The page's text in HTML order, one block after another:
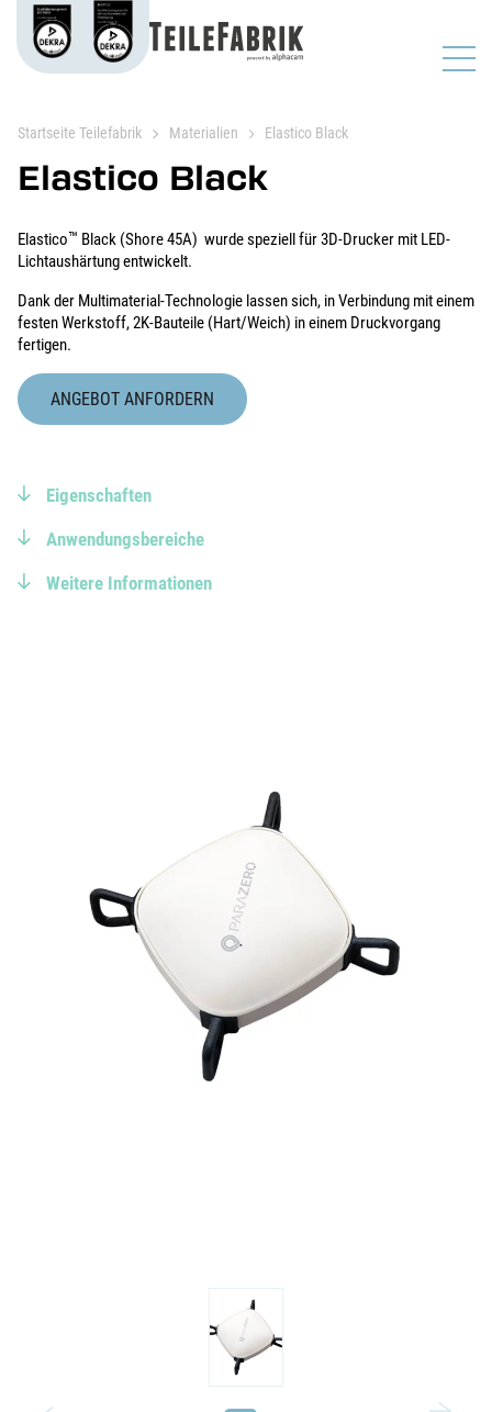
Startseite Teilefabrik Materialien Elastico Black
Elastico Black
Elastico™ Black (Shore 45A) wurde speziell für 3D-Drucker mit LED-
Lichtaushärtung entwickelt.
Dank der Multimaterial-Technologie lassen sich, in Verbindung mit einem
festen Werkstoff, 2K-Bauteile (Hart/Weich) in einem Druckvorgang
fertigen.
ANGEBOT ANFORDERN
Eigenschaften
Anwendungsbereiche
Weitere Informationen